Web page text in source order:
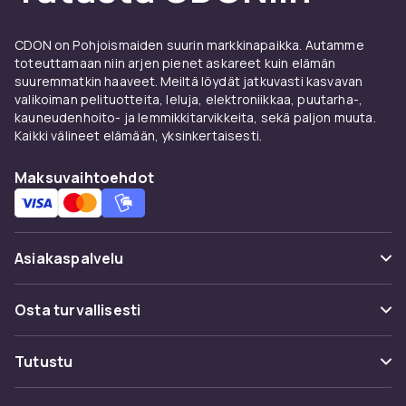
Valitse järjestelmiä, jotka sopivat
vaatekaappisi kokoon ja vaatetustapoihisi.
Vinkkejä siistimpään ja
organisoituneempaan
vaatekaappiin
Aloita siivoamalla ulos se mitä et käytä. Lajittele
pidettävät kategorioittain – topit, housut,
mekot, kengät, asusteet. Investoi yhtenäisiin
vaateripustimiin siistin ilmeen saavuttamiseksi.
taitelluille vaatteille. Ripusta asusteet
koukkuihin vaatekaapin oven sisäpuolella.
CDON on Pohjoismaiden suurin markkinapaikka. Autamme
toteuttamaan niin arjen pienet askareet kuin elämän
suuremmatkin haaveet. Meiltä löydät jatkuvasti kasvavan
valikoiman pelituotteita, leluja, elektroniikkaa, puutarha-,
kauneudenhoito- ja lemmikkitarvikkeita, sekä paljon muuta.
Kaikki välineet elämään, yksinkertaisesti.
Maksuvaihtoehdot
Asiakaspalvelu
Usein kysyttyä (UKK)
Seuraa pakettia
Osta turvallisesti
Maksuvaihtoehdot
Toimitus
Tutustu